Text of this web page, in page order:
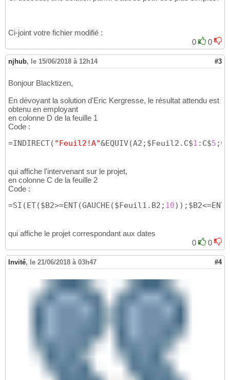
Ci-joint votre fichier modifié :
0
0
njhub, le 15/06/2018 à 12h14 #3
Bonjour Blacktizen,
En dévoyant la solution d'Eric Kergresse, le résultat attendu est
obtenu en employant
en colonne D de la feuille 1
Code :
=INDIRECT( "Feuil2!A"&EQUIV(A2;$Feuil2.C$1 :C$5 ; 0
qui affiche l'intervenant sur le projet,
en colonne C de la feuille 2
Code :
=SI (ET($B2>=ENT(GAUCHE ($Feuil1.B2; 10) ) ;$B2<=ENT
qui affiche le projet correspondant aux dates
0
0
Invité, le 21/06/2018 à 03h47 #4